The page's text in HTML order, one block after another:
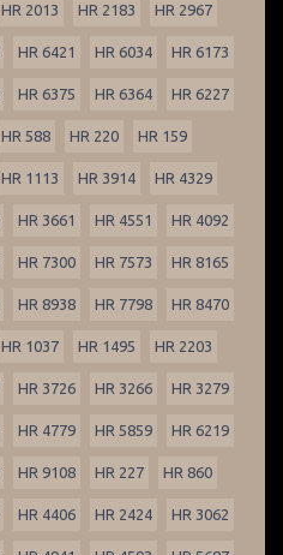
HR 2013 HR 2183 HR 2967
HR 6421 HR 6034 HR 6173
HR 6375 HR 6364 HR 6227
HR 588 HR 220 HR 159
HR 1113 HR 3914 HR 4329
HR 3661 HR 4551 HR 4092
HR 7300 HR 7573 HR 8165
HR 8938 HR 7798 HR 8470
HR 1037 HR 1495 HR 2203
HR 3726 HR 3266 HR 3279
HR 4779 HR 5859 HR 6219
HR 9108 HR 227 HR 860
HR 4406 HR 2424 HR 3062